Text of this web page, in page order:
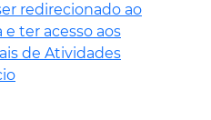
redirecionado ao
e ter acesso aos
de Atividades